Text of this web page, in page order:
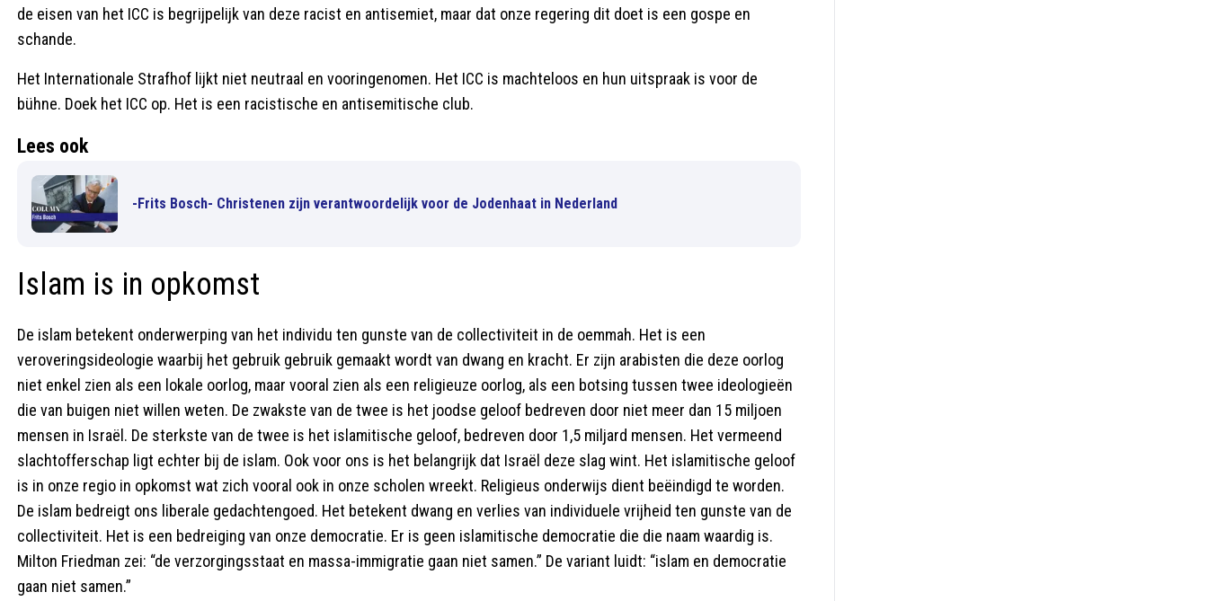
de eisen van het ICC is begrijpelijk van deze racist en antisemiet, maar dat onze regering dit doet is een gospe en
schande.
Het Internationale Strafhof lijkt niet neutraal en vooringenomen. Het ICC is machteloos en hun uitspraak is voor de
bühne. Doek het ICC op. Het is een racistische en antisemitische club.
Lees ook
-Frits Bosch- Christenen zijn verantwoordelijk voor de Jodenhaat in Nederland
Islam is in opkomst
De islam betekent onderwerping van het individu ten gunste van de collectiviteit in de oemmah. Het is een
veroveringsideologie waarbij het gebruik gebruik gemaakt wordt van dwang en kracht. Er zijn arabisten die deze oorlog
niet enkel zien als een lokale oorlog, maar vooral zien als een religieuze oorlog, als een botsing tussen twee ideologieën
die van buigen niet willen weten. De zwakste van de twee is het joodse geloof bedreven door niet meer dan 15 miljoen
mensen in Israël. De sterkste van de twee is het islamitische geloof, bedreven door 1,5 miljard mensen. Het vermeend
slachtofferschap ligt echter bij de islam. Ook voor ons is het belangrijk dat Israël deze slag wint. Het islamitische geloof
is in onze regio in opkomst wat zich vooral ook in onze scholen wreekt. Religieus onderwijs dient beëindigd te worden.
De islam bedreigt ons liberale gedachtengoed. Het betekent dwang en verlies van individuele vrijheid ten gunste van de
collectiviteit. Het is een bedreiging van onze democratie. Er is geen islamitische democratie die die naam waardig is.
Milton Friedman zei: “de verzorgingsstaat en massa-immigratie gaan niet samen.” De variant luidt: “islam en democratie
gaan niet samen.”